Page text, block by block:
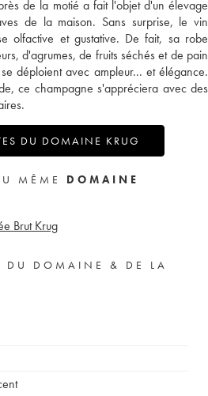
de la motié a fait l'objet d'un élevage
de la maison. Sans surprise, le vin
olfactive et gustative. De fait, sa robe
d'agrumes, de fruits séchés et de pain
déploient avec ampleur... et élégance.
ce champagne s'appréciera avec des
DU DOMAINE KRUG
MÊME DOMAINE
Brut Krug
DU DOMAINE & DE LA